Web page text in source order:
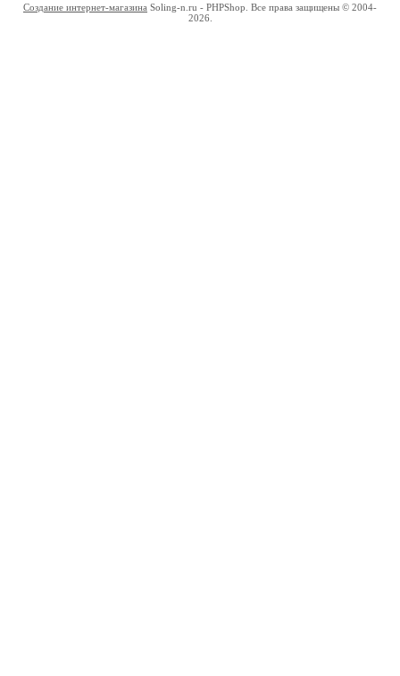
Создание интернет-магазина Soling-n.ru - PHPShop. Все права защищены © 2004-
2026.